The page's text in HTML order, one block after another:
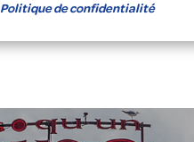
Politique de confidentialité